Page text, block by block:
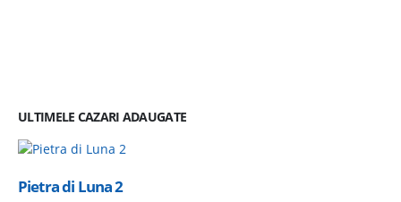
ULTIMELE CAZARI ADAUGATE
Pietra di Luna 2